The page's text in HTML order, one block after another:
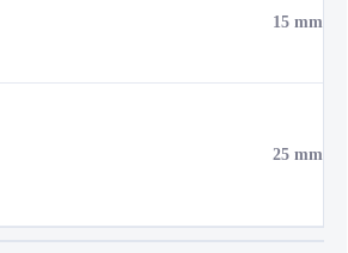
15 mm
25 mm